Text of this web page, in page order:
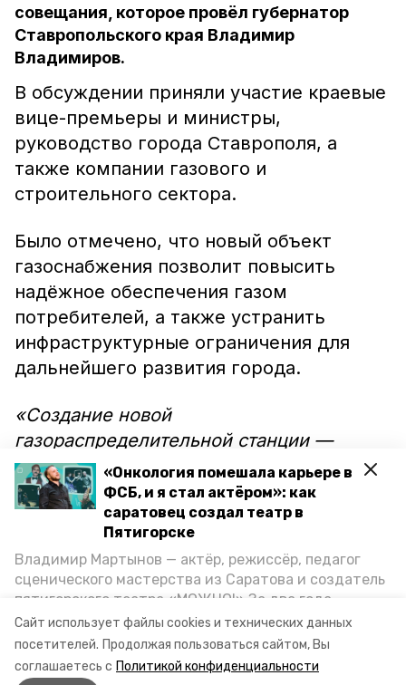
Сайт использует файлы cookies и технических данных
посетителей. Продолжая пользоваться сайтом, Вы
соглашаетесь с Политикой конфиденциальности
«Онкология помешала карьере в
ФСБ, и я стал актёром»: как
саратовец создал театр в
Пятигорске
Владимир Мартынов — актёр, режиссёр, педагог
сценического мастерства из Саратова и создатель
пятигорского театра «МОЖНО!» За два года
существования театр выпустил восемь спектаклей,
впереди — новые премьеры. О том, как стал
артистом, попал в Пятигорск и собрал труппу,
режиссёр рассказал корреспонденту «Портала
совещания, которое провёл губернатор
Ставропольского края Владимир
Владимиров.
В обсуждении приняли участие краевые
вице-премьеры и министры,
руководство города Ставрополя, а
также компании газового и
строительного сектора.
Было отмечено, что новый объект
газоснабжения позволит повысить
надёжное обеспечения газом
потребителей, а также устранить
инфраструктурные ограничения для
дальнейшего развития города.
«Создание новой
газораспределительной станции —
стратегический проект для краевой
столицы. Его осуществление — это
комфорт для жителей, новые
возможности для работы предприятий,
для развития Ставрополя. Необходимо
сделать всё, чтобы этот объект смог
скорее начать работу», — подчеркнул
Владимир Владимиров.